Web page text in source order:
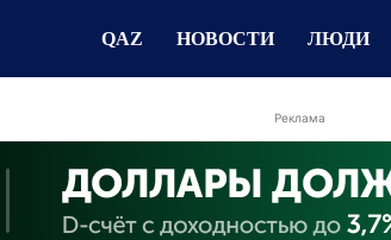
QAZ НОВОСТИ ЛЮДИ
Реклама